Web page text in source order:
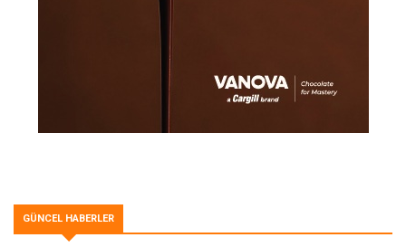
GÜNCEL HABERLER